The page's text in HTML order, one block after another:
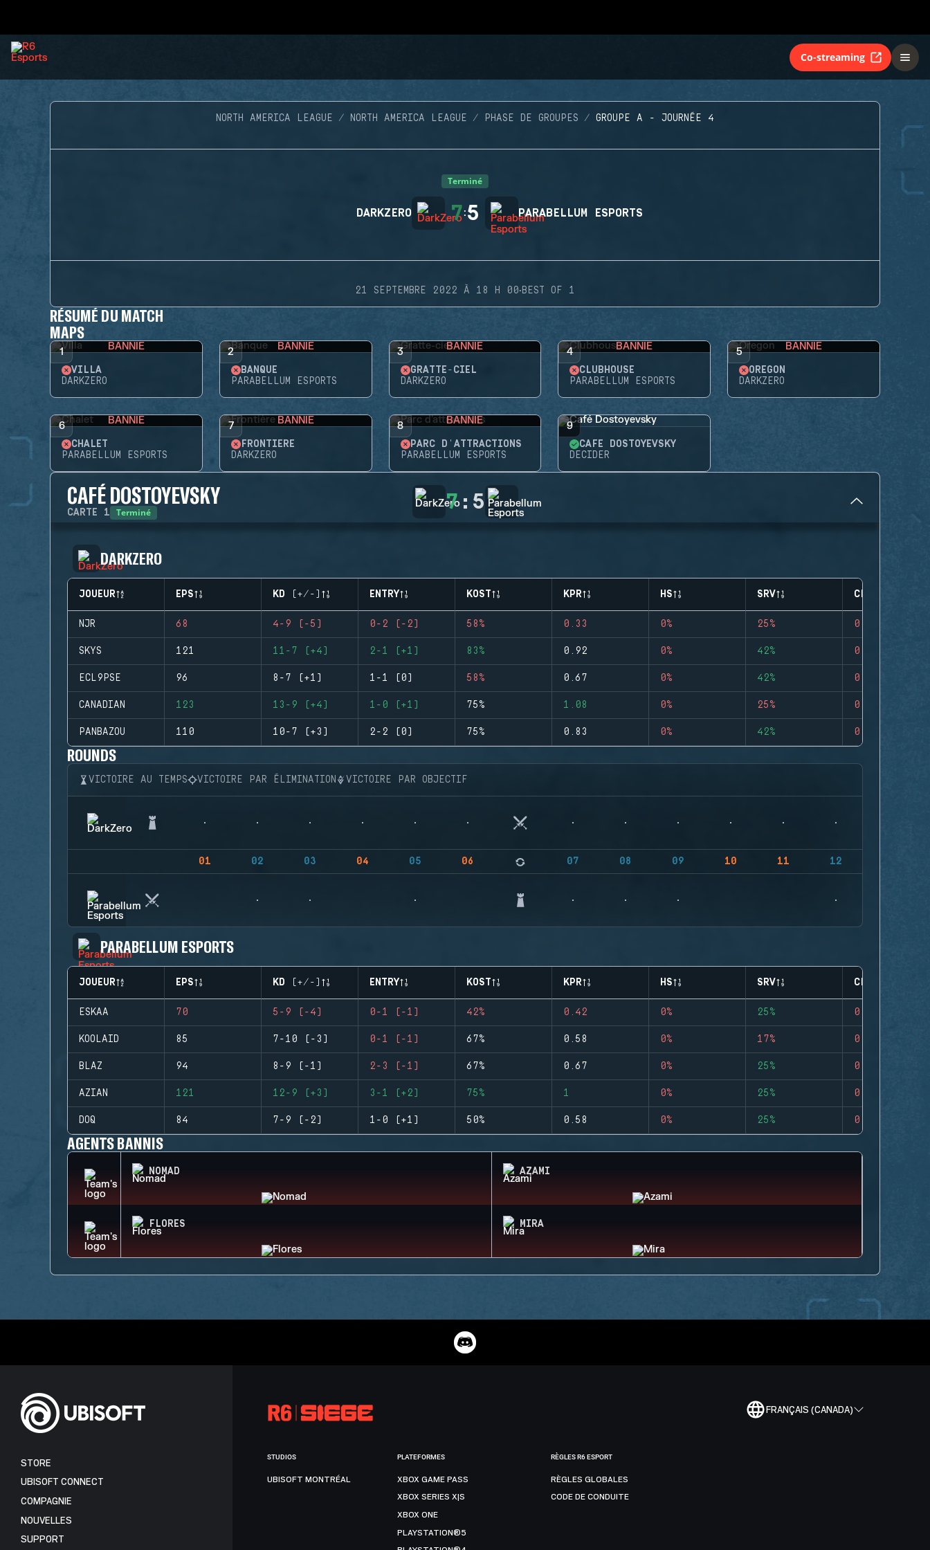
Co-streaming
NORTH AMERICA LEAGUE NORTH AMERICA LEAGUE PHASE DE GROUPES GROUPE A - JOURNÉE 4
Terminé
DARKZERO 7:5 PARABELLUM ESPORTS
21 SEPTEMBRE 2022 À 18 H 00·BEST OF 1
RÉSUMÉ DU MATCH
MAPS
1 BANNIE
VILLA
DARKZERO
2 BANNIE
BANQUE
PARABELLUM ESPORTS
3 BANNIE
GRATTE-CIEL
DARKZERO
4 BANNIE
CLUBHOUSE
PARABELLUM ESPORTS
5 BANNIE
OREGON
DARKZERO
6 BANNIE
CHALET
PARABELLUM ESPORTS
7 BANNIE
FRONTIÈRE
DARKZERO
8 BANNIE
PARC D'ATTRACTIONS
PARABELLUM ESPORTS
9
CAFÉ DOSTOYEVSKY
DECIDER
CAFÉ DOSTOYEVSKY
CARTE 1 Terminé 7: 5
DARKZERO
JOUEUR EPS KD (+/-) ENTRY KOST KPR HS SRV CLUTCHES
NJR 68 4-9 (-5) 0-2 (-2) 58% 0.33 0% 25% 0
SKYS 121 11-7 (+4) 2-1 (+1) 83% 0.92 0% 42% 0
ECL9PSE 96 8-7 (+1) 1-1 (0) 58% 0.67 0% 42% 0
CANADIAN 123 13-9 (+4) 1-0 (+1) 75% 1.08 0% 25% 0
PANBAZOU 110 10-7 (+3) 2-2 (0) 75% 0.83 0% 42% 0
ROUNDS
VICTOIRE AU TEMPS VICTOIRE PAR ÉLIMINATION VICTOIRE PAR OBJECTIF
01 02 03 04 05 06 07 08 09 10 11 12
PARABELLUM ESPORTS
JOUEUR EPS KD (+/-) ENTRY KOST KPR HS SRV CLUTCHES
ESKAA 70 5-9 (-4) 0-1 (-1) 42% 0.42 0% 25% 0
KOOLAID 85 7-10 (-3) 0-1 (-1) 67% 0.58 0% 17% 0
BLAZ 94 8-9 (-1) 2-3 (-1) 67% 0.67 0% 25% 0
AZIAN 121 12-9 (+3) 3-1 (+2) 75% 1 0% 25% 0
DOQ 84 7-9 (-2) 1-0 (+1) 50% 0.58 0% 25% 0
AGENTS BANNIS
NOMAD AZAMI
FLORES MIRA
FRANÇAIS (CANADA)
STORE
UBISOFT CONNECT
COMPAGNIE
NOUVELLES
SUPPORT
STUDIOS
UBISOFT MONTRÉAL
PLATEFORMES
XBOX GAME PASS
XBOX SERIES X|S
XBOX ONE
PLAYSTATION®5
RÈGLES R6 ESPORT
RÈGLES GLOBALES
CODE DE CONDUITE